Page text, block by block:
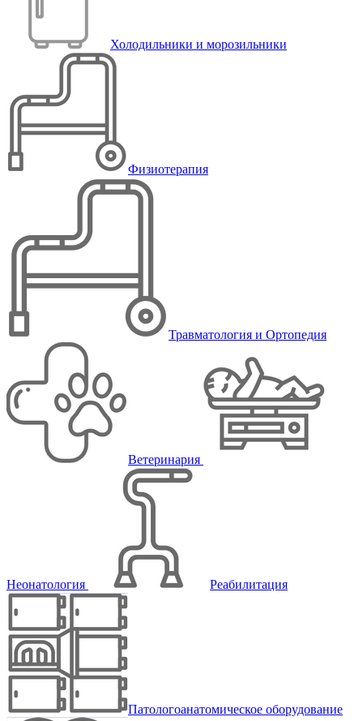
Холодильники и морозильники
Физиотерапия
Травматология и Ортопедия
Ветеринария
Неонатология Реабилитация
Патологоанатомическое оборудование